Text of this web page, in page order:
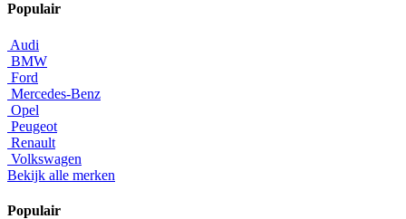
Populair
Audi
BMW
Ford
Mercedes-Benz
Opel
Peugeot
Renault
Volkswagen
Bekijk alle merken
Populair